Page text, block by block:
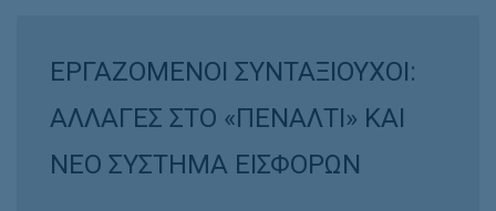
ΕΡΓΑΖΟΜΕΝΟΙ ΣΥΝΤΑΞΙΟΥΧΟΙ:
ΑΛΛΑΓΕΣ ΣΤΟ «ΠΕΝΑΛΤΙ» ΚΑΙ
ΝΕΟ ΣΥΣΤΗΜΑ ΕΙΣΦΟΡΩΝ